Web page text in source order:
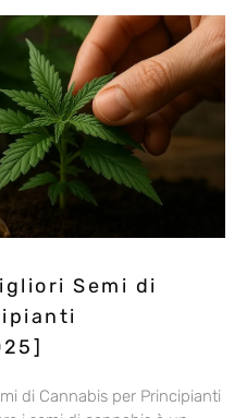
Semi di
di Cannabis per Principianti